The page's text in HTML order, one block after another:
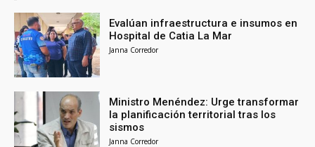
Evalúan infraestructura e insumos en
Hospital de Catia La Mar
Janna Corredor
Ministro Menéndez: Urge transformar
la planificación territorial tras los
sismos
Janna Corredor